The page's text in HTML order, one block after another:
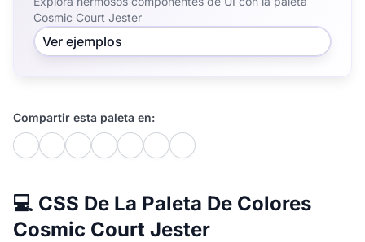
Cosmic Court Jester
Ver ejemplos
Compartir esta paleta en:
💻 CSS De La Paleta De Colores
Cosmic Court Jester